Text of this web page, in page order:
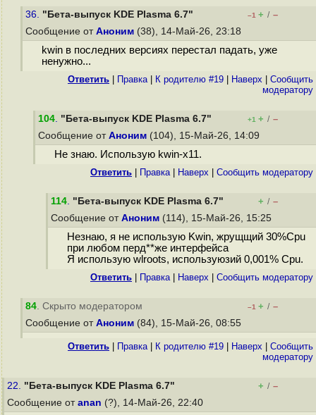
36. "Бета-выпуск KDE Plasma 6.7" –1 + / –
Сообщение от Аноним (38), 14-Май-26, 23:18
kwin в последних версиях перестал падать, уже
ненужно...
Ответить Правка| К родителю #19 Наверх
Cообщить
модератору
104. "Бета-выпуск KDE Plasma 6.7" +1 + / –
Сообщение от Аноним (104), 15-Май-26, 14:09
Не знаю. Использую kwin-x11.
Ответить Правка| Наверх Cообщить модератору
114. "Бета-выпуск KDE Plasma 6.7" + / –
Сообщение от Аноним (114), 15-Май-26, 15:25
Незнаю, я не использую Kwin, жрущщий 30%Cpu
при любом перд**же интерфейса
Я использую wlroots, используюзий 0,001% Cpu.
Ответить Правка| Наверх Cообщить модератору
84. Скрыто модератором –1 + / –
Сообщение от Аноним (84), 15-Май-26, 08:55
Ответить Правка| К родителю #19 Наверх
Cообщить
модератору
22. "Бета-выпуск KDE Plasma 6.7" + / –
Сообщение от anan (?), 14-Май-26, 22:40